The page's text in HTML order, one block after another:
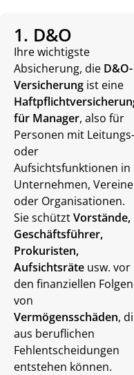
1. D&O
Ihre wichtigste
Absicherung, die D&O-
Versicherung ist eine
für Manager, also für
Personen mit Leitungs-
oder
Aufsichtsfunktionen in
Unternehmen,
oder Organisationen.
Sie schütztVorstände,
Geschäftsführer,
Prokuristen,
Aufsichtsräte usw. vor
den finanziellen Folgen
von
Vermögensschäden,
aus beruflichen
Fehlentscheidungen
entstehen können.